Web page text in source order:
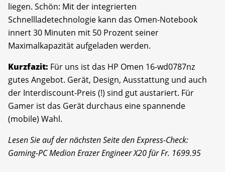
liegen. Schön: Mit der integrierten
Schnellladetechnologie kann das Omen-Notebook
innert 30 Minuten mit 50 Prozent seiner
Maximalkapazität aufgeladen werden.
Kurzfazit: Für uns ist das HP Omen 16-wd0787nz
gutes Angebot. Gerät, Design, Ausstattung und auch
der Interdiscount-Preis (!) sind gut austariert. Für
Gamer ist das Gerät durchaus eine spannende
(mobile) Wahl.
Lesen Sie auf der nächsten Seite den Express-Check:
Gaming-PC Medion Erazer Engineer X20 für Fr. 1699.95